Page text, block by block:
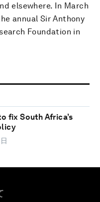
elsewhere. In March
annual Sir Anthony
Foundation in
fix South Africa’s